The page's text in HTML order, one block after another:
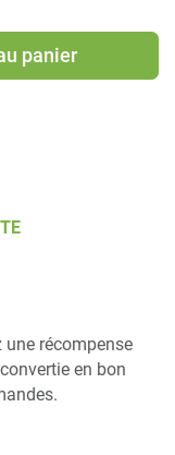
panier
une récompense
en bon